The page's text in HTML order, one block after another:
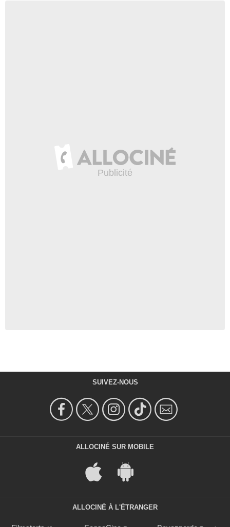
SUIVEZ-NOUS
ALLOCINÉ SUR MOBILE
ALLOCINÉ À L'ÉTRANGER